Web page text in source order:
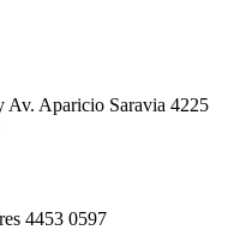
Av. Aparicio Saravia 4225
4453 0597